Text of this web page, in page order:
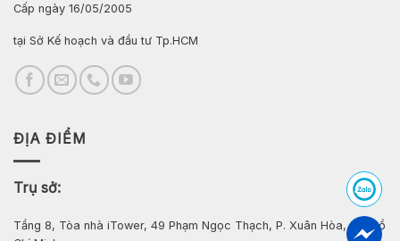
Cấp ngày 16/05/2005
tại Sở Kế hoạch và đầu tư Tp.HCM
ĐỊA ĐIỂM
Trụ sở:
Tầng 8, Tòa nhà iTower, 49 Phạm Ngọc Thạch, P. Xuân Hòa, Tp. Hồ